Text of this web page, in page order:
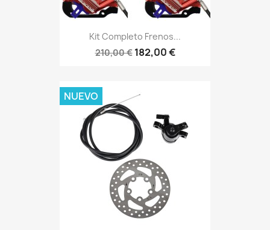
Kit Completo Frenos...
210,00 € 182,00 €
NUEVO